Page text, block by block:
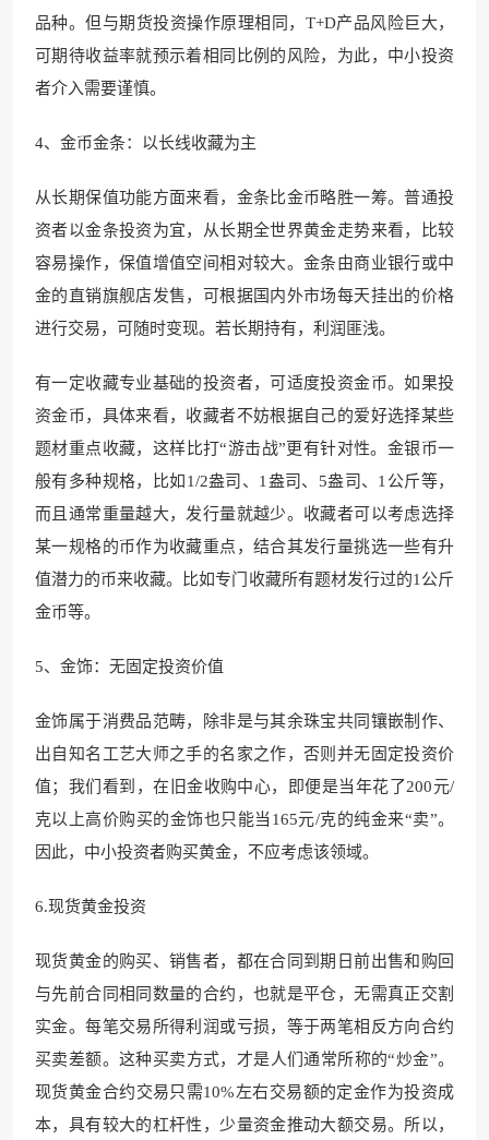
品种。但与期货投资操作原理相同，T+D产品风险巨大，
可期待收益率就预示着相同比例的风险，为此，中小投资
者介入需要谨慎。
4、金币金条：以长线收藏为主
从长期保值功能方面来看，金条比金币略胜一筹。普通投
资者以金条投资为宜，从长期全世界黄金走势来看，比较
容易操作，保值增值空间相对较大。金条由商业银行或中
金的直销旗舰店发售，可根据国内外市场每天挂出的价格
进行交易，可随时变现。若长期持有，利润匪浅。
有一定收藏专业基础的投资者，可适度投资金币。如果投
资金币，具体来看，收藏者不妨根据自己的爱好选择某些
题材重点收藏，这样比打“游击战”更有针对性。金银币一
般有多种规格，比如1/2盎司、1盎司、5盎司、1公斤等，
而且通常重量越大，发行量就越少。收藏者可以考虑选择
某一规格的币作为收藏重点，结合其发行量挑选一些有升
值潜力的币来收藏。比如专门收藏所有题材发行过的1公斤
金币等。
5、金饰：无固定投资价值
金饰属于消费品范畴，除非是与其余珠宝共同镶嵌制作、
出自知名工艺大师之手的名家之作，否则并无固定投资价
值；我们看到，在旧金收购中心，即便是当年花了200元/
克以上高价购买的金饰也只能当165元/克的纯金来“卖”。
因此，中小投资者购买黄金，不应考虑该领域。
6.现货黄金投资
现货黄金的购买、销售者，都在合同到期日前出售和购回
与先前合同相同数量的合约，也就是平仓，无需真正交割
实金。每笔交易所得利润或亏损，等于两笔相反方向合约
买卖差额。这种买卖方式，才是人们通常所称的“炒金”。
现货黄金合约交易只需10%左右交易额的定金作为投资成
本，具有较大的杠杆性，少量资金推动大额交易。所以，